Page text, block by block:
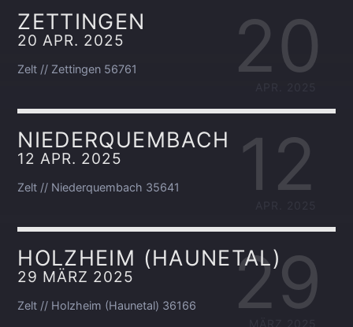
20
ZETTINGEN
20 APR. 2025
Zelt // Zettingen 56761
12
NIEDERQUEMBACH
12 APR. 2025
Zelt // Niederquembach 35641
29
HOLZHEIM (HAUNETAL)
29 MÄRZ 2025
Zelt // Holzheim (Haunetal) 36166